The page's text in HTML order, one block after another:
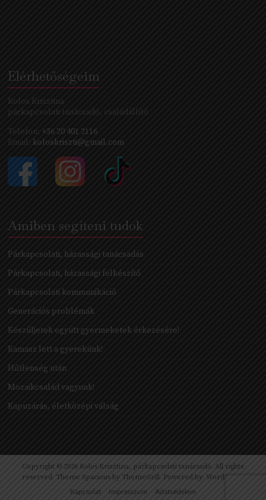
Elérhetőségeim
Kolos Krisztina
párkapcsolati tanácsadó, családállító
Telefon: +36 20 401 2116
Email: koloskriszti@gmail.com
Amiben segíteni tudok
Párkapcsolati, házassági tanácsadás
Párkapcsolati, házassági felkészítő
Párkapcsolati kommunikáció
Generációs problémák
Készüljetek együtt gyermeketek érkezésére!
Kamasz lett a gyerekünk!
Hűtlenség után
Mozaikcsalád vagyunk!
Kapuzárás, életközépi válság
Copyright © 2026 Kolos Krisztina, párkapcsolati tanácsadó. All rights
reserved. Theme Spaciousby ThemeGrill. Powered by: WordPress
Kapcsolat
Impresszum Adatvédelem